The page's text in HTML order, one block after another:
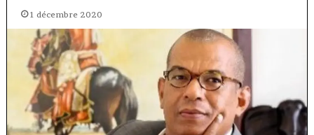
1 décembre 2020